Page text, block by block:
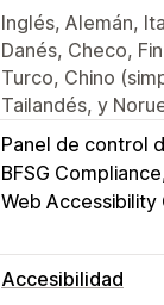
Inglés, Alemán,
Danés, Checo,
Turco, Chino
Tailandés, y
Panel de control
BFSG Compliance
Web Accessibility
Accesibilidad